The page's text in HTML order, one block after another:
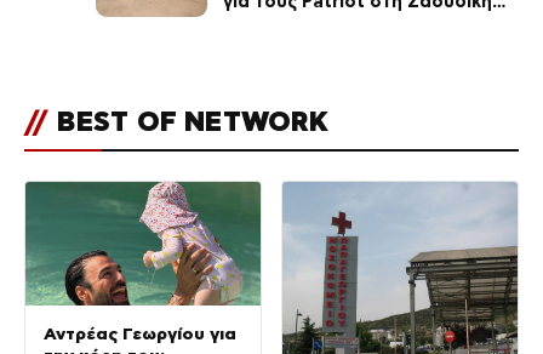
// BEST OF NETWORK
Αντρέας Γεωργίου για